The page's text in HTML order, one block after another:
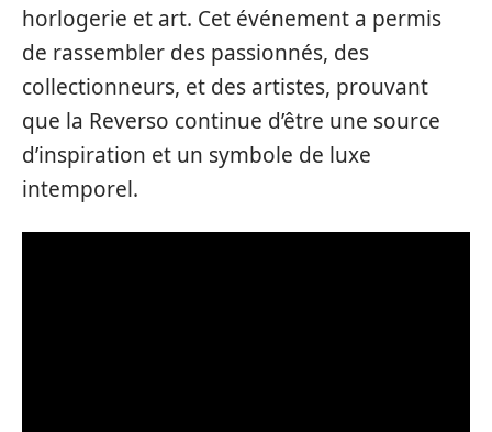
horlogerie et art. Cet événement a permis
de rassembler des passionnés, des
collectionneurs, et des artistes, prouvant
que la Reverso continue d’être une source
d’inspiration et un symbole de luxe
intemporel.